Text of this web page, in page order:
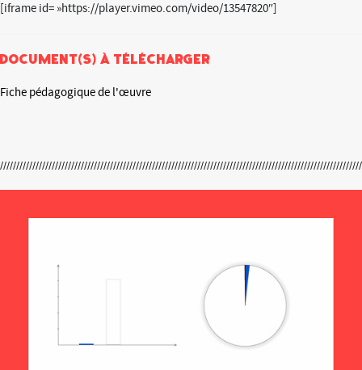
[iframe id= »https://player.vimeo.com/video/13547820″]
Document(s) à télécharger
Fiche pédagogique de l'œuvre